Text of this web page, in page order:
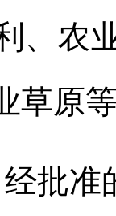
、农
草原
准的